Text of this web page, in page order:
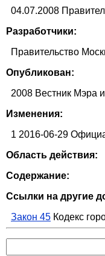
04.07.2008
Разработчики:
Правительство
Опубликован:
2008 Вестник Мэра
Изменения:
1 2016-06-29
Область действия:
Содержание:
Ссылки на другие
Закон 45 Кодекс